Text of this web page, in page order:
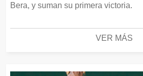
Bera, y suman su primera victoria.
VER MÁS